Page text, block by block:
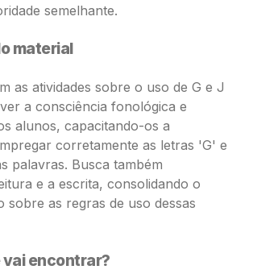
semelhante.
material
as atividades sobre o uso de G e J
a consciência fonológica e
alunos, capacitando-os a
corretamente as letras 'G' e
palavras. Busca também
e a escrita, consolidando o
sobre as regras de uso dessas
vai encontrar?